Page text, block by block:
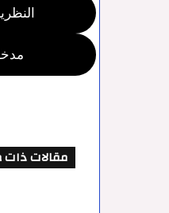
مقالات ذات